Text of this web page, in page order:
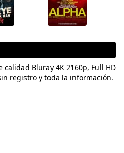
calidad Bluray 4K 2160p, Full HD
registro y toda la información.